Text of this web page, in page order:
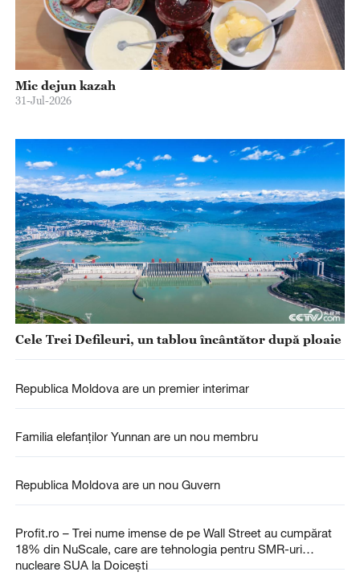
Mic dejun kazah
31-Jul-2026
Cele Trei Defileuri, un tablou încântător după ploaie
Republica Moldova are un premier interimar
Familia elefanților Yunnan are un nou membru
Republica Moldova are un nou Guvern
Profit.ro – Trei nume imense de pe Wall Street au cumpărat
18% din NuScale, care are tehnologia pentru SMR-uri
nucleare SUA la Doicești